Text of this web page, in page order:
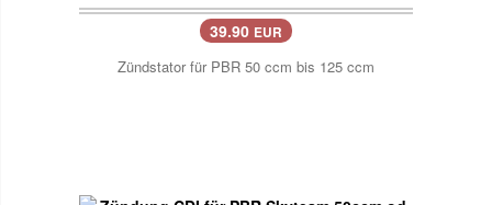
39.90 EUR
Zündstator für PBR 50 ccm bis 125 ccm